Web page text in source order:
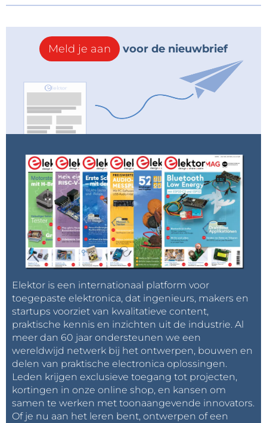
Meld je aan voor de nieuwbrief
Elektor is een internationaal platform voor
toegepaste elektronica, dat ingenieurs, makers en
startups voorziet van kwalitatieve content,
praktische kennis en inzichten uit de industrie. Al
meer dan 60 jaar ondersteunen we een
wereldwijd netwerk bij het ontwerpen, bouwen en
delen van praktische electronica oplossingen.
Leden krijgen exclusieve toegang tot projecten,
kortingen in onze online shop, en kansen om
samen te werken met toonaangevende innovators.
Of je nu aan het leren bent, ontwerpen of een